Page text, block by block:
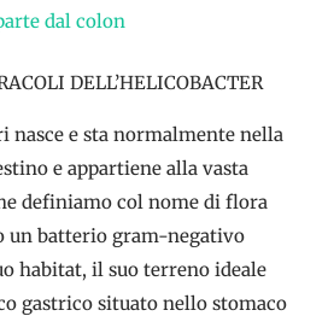
dal colon
DELL’HELICOBACTER
nasce e sta normalmente nella
e appartiene alla vasta
definiamo col nome di flora
un batterio gram-negativo
habitat, il suo terreno ideale
gastrico situato nello stomaco